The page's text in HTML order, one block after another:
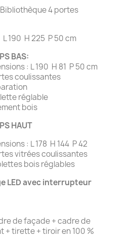
4 portes
190 H 225 P 50 cm
BAS:
L 190 H 81 P 50 cm
réglable
bois
HAUT
L 178 H 144 P 42
coulissantes
bois réglables
LED avec interrupteur
de façade + cadre de
+ tirette + tiroir en 100 %